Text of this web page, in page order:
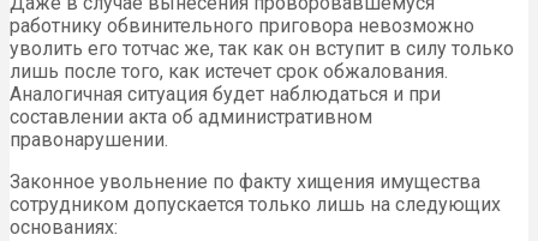
работнику обвинительного приговора невозможно
уволить его тотчас же, так как он вступит в силу только
лишь после того, как истечет срок обжалования.
Аналогичная ситуация будет наблюдаться и при
составлении акта об административном
правонарушении.
Законное увольнение по факту хищения имущества
сотрудником допускается только лишь на следующих
основаниях: